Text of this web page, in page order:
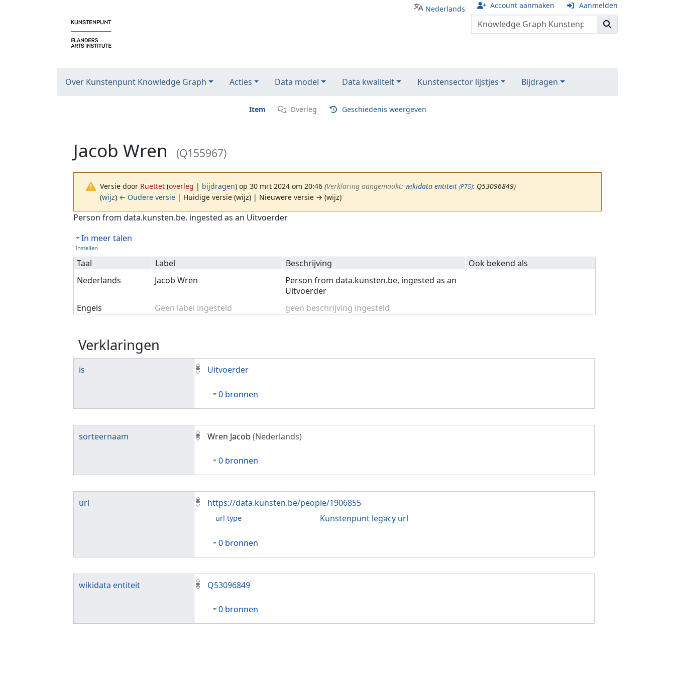
Nederlands Account aanmaken Aanmelden
Over Kunstenpunt Knowledge Graph Acties Data model Data kwaliteit Kunstensector lijstjes Bijdragen
Item Overleg Geschiedenis weergeven
Jacob Wren (Q155967)
Versie door Ruettet (overleg | bijdragen) op 30 mrt 2024 om 20:46 (‎Verklaring aangemaakt: wikidata entiteit (P75): Q53096849)
(wijz) ← Oudere versie | Huidige versie (wijz) | Nieuwere versie → (wijz)
Ga naar:navigatie,zoeken
Person from data.kunsten.be, ingested as an Uitvoerder
In meer talen
Instellen
Taal Label Beschrijving
Ook bekend als
Nederlands
Jacob Wren
Person from data.kunsten.be, ingested as an
Uitvoerder
Engels
Geen label ingesteld geen beschrijving ingesteld
Verklaringen
is Uitvoerder
0 bronnen
sorteernaam Wren Jacob (Nederlands)
0 bronnen
url https://data.kunsten.be/people/1906855
url type Kunstenpunt legacy url
0 bronnen
wikidata entiteit Q53096849
0 bronnen